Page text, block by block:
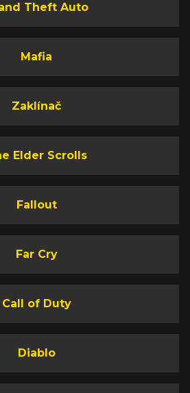
Theft Auto
Mafia
Zaklínač
Elder Scrolls
Fallout
Far Cry
Call of Duty
Diablo